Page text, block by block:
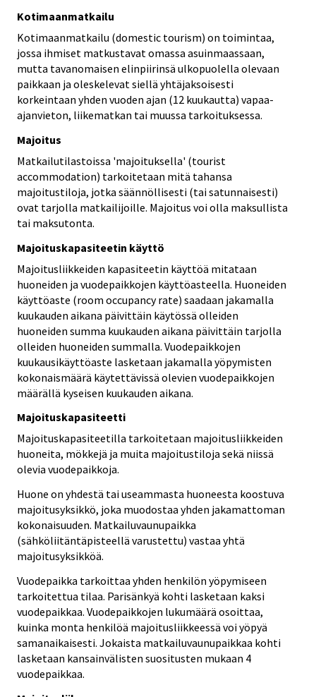
Kotimaanmatkailu
Kotimaanmatkailu (domestic tourism) on toimintaa,
jossa ihmiset matkustavat omassa asuinmaassaan,
mutta tavanomaisen elinpiirinsä ulkopuolella olevaan
paikkaan ja oleskelevat siellä yhtäjaksoisesti
korkeintaan yhden vuoden ajan (12 kuukautta) vapaa-
ajanvieton, liikematkan tai muussa tarkoituksessa.
Majoitus
Matkailutilastoissa 'majoituksella' (tourist
accommodation) tarkoitetaan mitä tahansa
majoitustiloja, jotka säännöllisesti (tai satunnaisesti)
ovat tarjolla matkailijoille. Majoitus voi olla maksullista
tai maksutonta.
Majoituskapasiteetin käyttö
Majoitusliikkeiden kapasiteetin käyttöä mitataan
huoneiden ja vuodepaikkojen käyttöasteella. Huoneiden
käyttöaste (room occupancy rate) saadaan jakamalla
kuukauden aikana päivittäin käytössä olleiden
huoneiden summa kuukauden aikana päivittäin tarjolla
olleiden huoneiden summalla. Vuodepaikkojen
kuukausikäyttöaste lasketaan jakamalla yöpymisten
kokonaismäärä käytettävissä olevien vuodepaikkojen
määrällä kyseisen kuukauden aikana.
Majoituskapasiteetti
Majoituskapasiteetilla tarkoitetaan majoitusliikkeiden
huoneita, mökkejä ja muita majoitustiloja sekä niissä
olevia vuodepaikkoja.
Huone on yhdestä tai useammasta huoneesta koostuva
majoitusyksikkö, joka muodostaa yhden jakamattoman
kokonaisuuden. Matkailuvaunupaikka
(sähköliitäntäpisteellä varustettu) vastaa yhtä
majoitusyksikköä.
Vuodepaikka tarkoittaa yhden henkilön yöpymiseen
tarkoitettua tilaa. Parisänkyä kohti lasketaan kaksi
vuodepaikkaa. Vuodepaikkojen lukumäärä osoittaa,
kuinka monta henkilöä majoitusliikkeessä voi yöpyä
samanaikaisesti. Jokaista matkailuvaunupaikkaa kohti
lasketaan kansainvälisten suositusten mukaan 4
vuodepaikkaa.